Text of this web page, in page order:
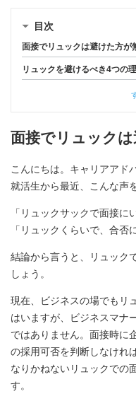
目次
面接でリュックは避けた方が
リュックを避けるべき4つの
面接でリュック
こんにちは。キャリアアド
就活生から最近、こんな声
「リュックサックで面接に
「リュックくらいで、合否
結論から言うと、リュック
しょう。
現在、ビジネスの場でもリ
はいますが、ビジネスマナ
ではありません。面接時に
の採用可否を判断しなけれ
なりかねないリュックでの
す。